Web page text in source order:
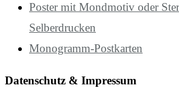
Poster mit Mondmotiv oder
Selberdrucken
Monogramm-Postkarten
Datenschutz & Impressum